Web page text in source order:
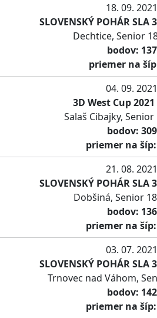
18. 09. 2021
SLOVENSKÝ POHÁR SLA
Dechtice, Senior
bodov: 137
priemer na
04. 09. 2021
3D West Cup
Salaš Cibajky, Senior
bodov: 309
priemer na
21. 08. 2021
SLOVENSKÝ POHÁR SLA
Dobšiná, Senior
bodov: 136
priemer na
03. 07. 2021
SLOVENSKÝ POHÁR SLA
Trnovec nad Váhom,
bodov: 142
priemer na